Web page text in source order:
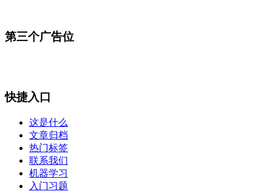
第三个广告位
快捷入口
这是什么
文章归档
热门标签
联系我们
机器学习
入门习题